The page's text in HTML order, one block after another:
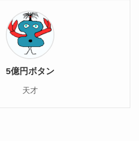
5億円ボタン
天才